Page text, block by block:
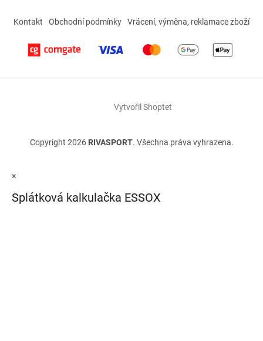
Kontakt Obchodní podmínky Vrácení, výměna, reklamace zboží
Vytvořil Shoptet
Copyright 2026 RIVASPORT. Všechna práva vyhrazena.
×
Splátková kalkulačka ESSOX